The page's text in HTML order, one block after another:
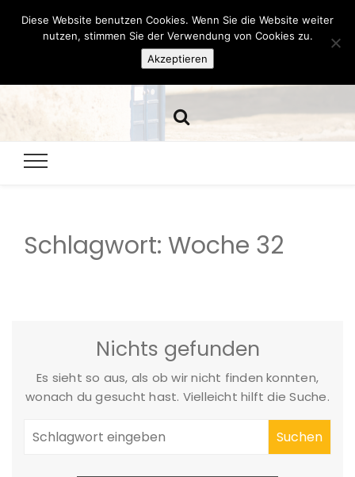
Hazamelistan
Schlagwort: Woche 32
Nichts gefunden
Es sieht so aus, als ob wir nicht finden konnten,
wonach du gesucht hast. Vielleicht hilft die Suche.
Diese Website benutzen Cookies. Wenn Sie die Website weiter
nutzen, stimmen Sie der Verwendung von Cookies zu.
Akzeptieren